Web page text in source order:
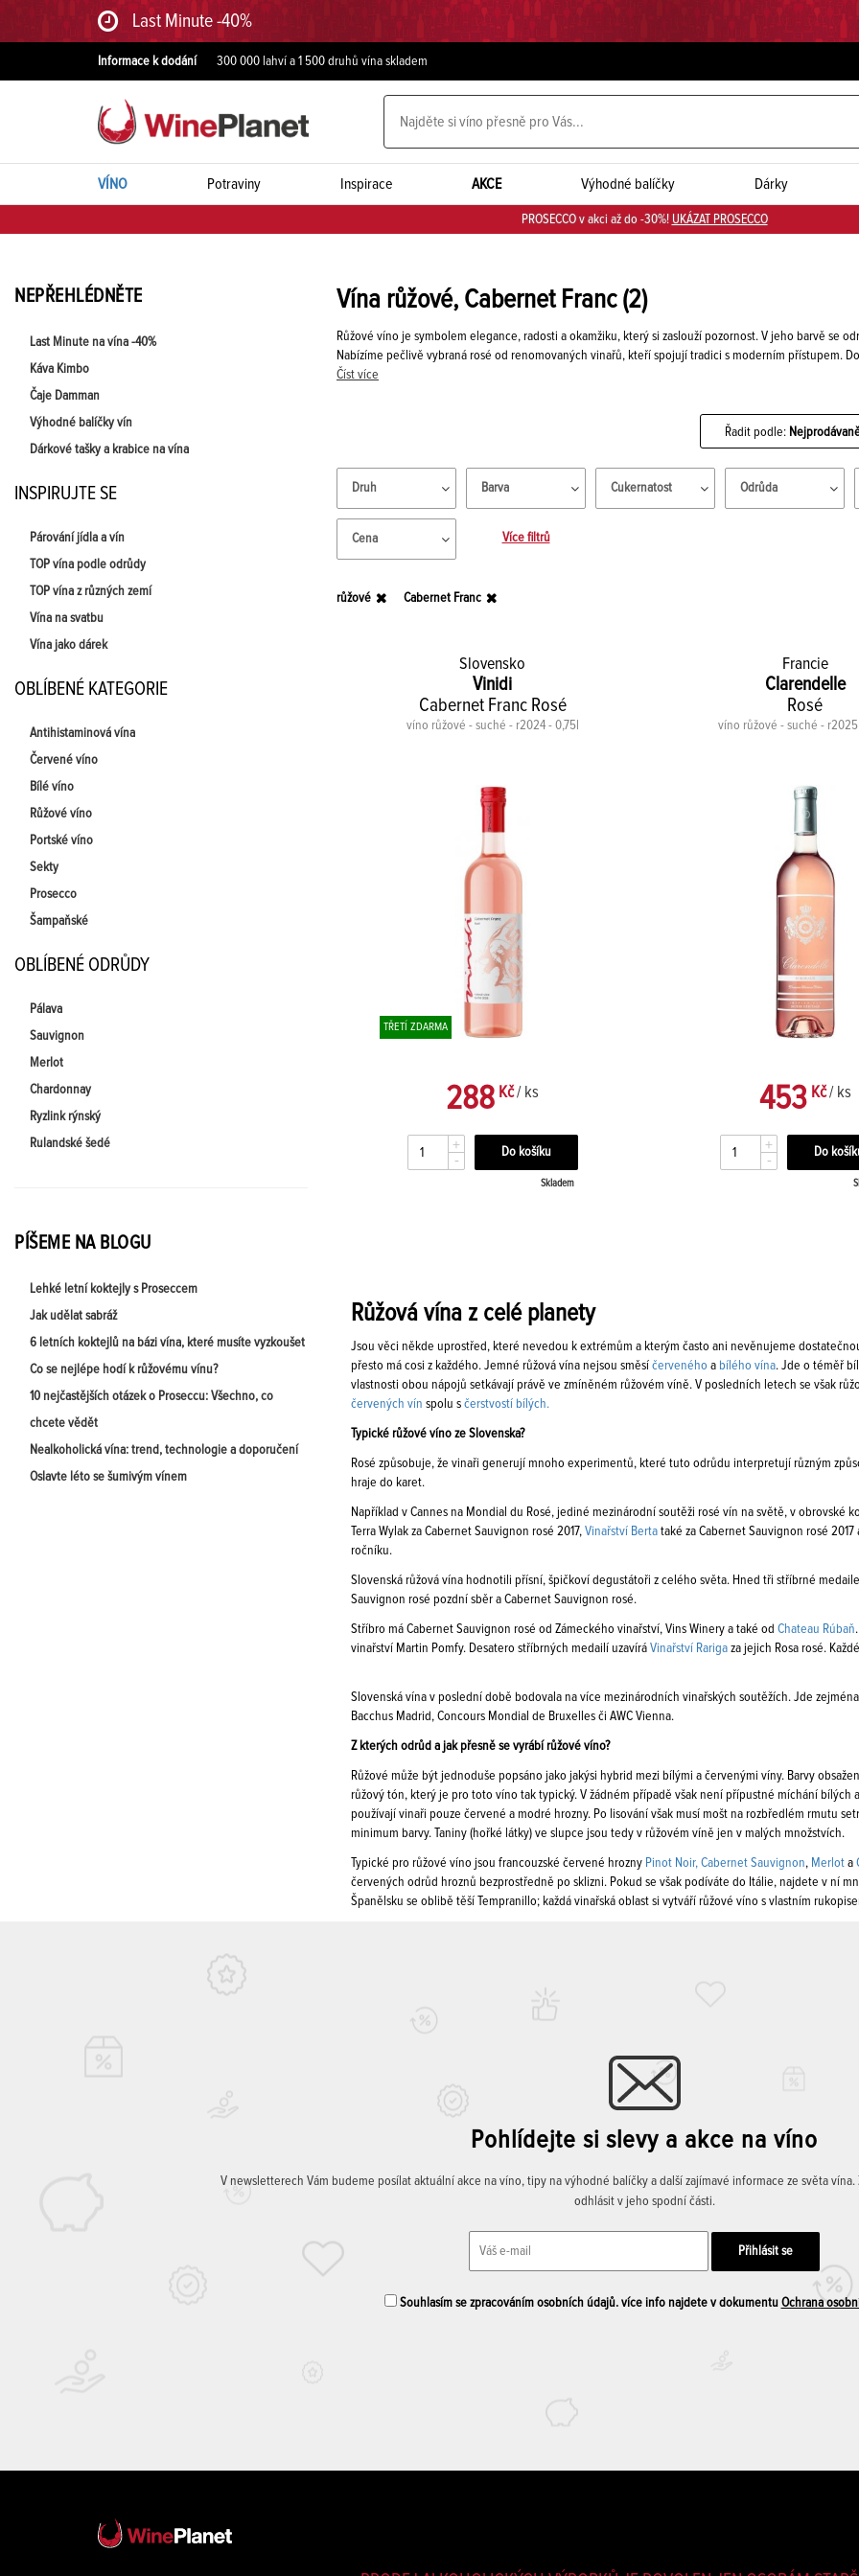
Last Minute -40%
Informace k dodání 300 000 lahví a 1 500 druhů vína skladem
VÍNO Potraviny Inspirace AKCE Výhodné balíčky Dárky
PROSECCO v akci až do -30%! UKÁZAT PROSECCO
NEPŘEHLÉDNĚTE
Last Minute na vína -40%
Káva Kimbo
Čaje Damman
Výhodné balíčky vín
Dárkové tašky a krabice na vína
INSPIRUJTE SE
Párování jídla a vín
TOP vína podle odrůdy
TOP vína z různých zemí
Vína na svatbu
Vína jako dárek
OBLÍBENÉ KATEGORIE
Antihistaminová vína
Červené víno
Bílé víno
Růžové víno
Portské víno
Sekty
Prosecco
Šampaňské
OBLÍBENÉ ODRŮDY
Pálava
Sauvignon
Merlot
Chardonnay
Ryzlink rýnský
Rulandské šedé
PÍŠEME NA BLOGU
Lehké letní koktejly s Proseccem
Jak udělat sabráž
6 letních koktejlů na bázi vína, které musíte vyzkoušet
Co se nejlépe hodí k růžovému vínu?
10 nejčastějších otázek o Proseccu: Všechno, co
chcete vědět
Nealkoholická vína: trend, technologie a doporučení
Oslavte léto se šumivým vínem
Vína růžové, Cabernet Franc(2)
Růžové víno je symbolem elegance, radosti a okamžiku, který si zaslouží pozornost. V jeho barvě se
Nabízíme pečlivě vybraná rosé od renomovaných vinařů, kteří spojují tradici s moderním přístupem.
Číst více
Řadit podle:
Druh Barva Cukernatost Odrůda
Cena Více filtrů
růžové Cabernet Franc
Slovensko
Vinidi
Cabernet Franc Rosé
víno růžové - suché - r2024 - 0,75l
TŘETÍ ZDARMA
288 Kč/ ks
+
-
Skladem
Francie
Clarendelle
Rosé
víno růžové - suché - r2025
453 Kč/ ks
+
-
Růžová vína z celé planety
Jsou věci někde uprostřed, které nevedou k extrémům a kterým často ani nevěnujeme
přesto má cosi z každého. Jemné růžová vína nejsou směsí červeného a bílého vína. Jde o téměř
vlastnosti obou nápojů setkávají právě ve zmíněném růžovém víně. V posledních letech se však
červených vín spolu s čerstvostí bílých.
Typické růžové víno ze Slovenska?
Rosé způsobuje, že vinaři generují mnoho experimentů, které tuto odrůdu interpretují různým
hraje do karet.
Například v Cannes na Mondial du Rosé, jediné mezinárodní soutěži rosé vín na světě, v
Terra Wylak za Cabernet Sauvignon rosé 2017, Vinařství Berta také za Cabernet Sauvignon rosé 2017
ročníku.
Slovenská růžová vína hodnotili přísní, špičkoví degustátoři z celého světa. Hned tři stříbrné
Sauvignon rosé pozdní sběr a Cabernet Sauvignon rosé.
Stříbro má Cabernet Sauvignon rosé od Zámeckého vinařství, Vins Winery a také od Chateau Rúbaň
vinařství Martin Pomfy. Desatero stříbrných medailí uzavírá Vinařství Rariga za jejich Rosa rosé.
Slovenská vína v poslední době bodovala na více mezinárodních vinařských soutěžích. Jde
Bacchus Madrid, Concours Mondial de Bruxelles či AWC Vienna.
Z kterých odrůd a jak přesně se vyrábí růžové víno?
Růžové může být jednoduše popsáno jako jakýsi hybrid mezi bílými a červenými víny. Barvy
růžový tón, který je pro toto víno tak typický. V žádném případě však není přípustné míchání
používají vinaři pouze červené a modré hrozny. Po lisování však musí mošt na rozbředlém rmutu
minimum barvy. Taniny (hořké látky) ve slupce jsou tedy v růžovém víně jen v malých množstvích.
Typické pro růžové víno jsou francouzské červené hrozny Pinot Noir, Cabernet Sauvignon, Merlot a
červených odrůd hroznů bezprostředně po sklizni. Pokud se však podíváte do Itálie, najdete v ní
Španělsku se oblibě těší Tempranillo; každá vinařská oblast si vytváří růžové víno s vlastním
Pohlídejte si slevy a akce na víno
V newsletterech Vám budeme posílat aktuální akce na víno, tipy na výhodné balíčky a další zajímavé informace ze světa
odhlásit v jeho spodní části.
Souhlasím se zpracováním osobních údajů. více info najdete v dokumentu Ochrana